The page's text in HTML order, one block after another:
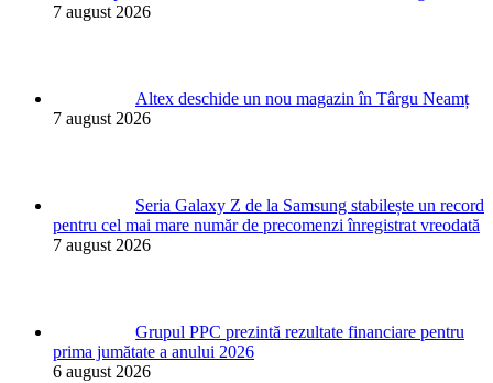
7 august 2026
Altex deschide un nou magazin în Târgu Neamț
7 august 2026
Seria Galaxy Z de la Samsung stabilește un record
pentru cel mai mare număr de precomenzi înregistrat vreodată
7 august 2026
Grupul PPC prezintă rezultate financiare pentru
prima jumătate a anului 2026
6 august 2026